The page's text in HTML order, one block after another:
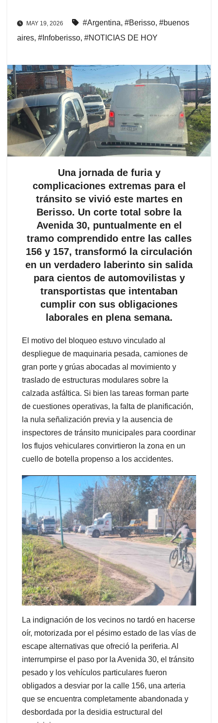
MAY 19, 2026 #Argentina, #Berisso, #buenos
aires, #Infoberisso, #NOTICIAS DE HOY
Una jornada de furia y
complicaciones extremas para el
tránsito se vivió este martes en
Berisso. Un corte total sobre la
Avenida 30, puntualmente en el
tramo comprendido entre las calles
156 y 157, transformó la circulación
en un verdadero laberinto sin salida
para cientos de automovilistas y
transportistas que intentaban
cumplir con sus obligaciones
laborales en plena semana.
El motivo del bloqueo estuvo vinculado al
despliegue de maquinaria pesada, camiones de
gran porte y grúas abocadas al movimiento y
traslado de estructuras modulares sobre la
calzada asfáltica. Si bien las tareas forman parte
de cuestiones operativas, la falta de planificación,
la nula señalización previa y la ausencia de
inspectores de tránsito municipales para coordinar
los flujos vehiculares convirtieron la zona en un
cuello de botella propenso a los accidentes.
La indignación de los vecinos no tardó en hacerse
oír, motorizada por el pésimo estado de las vías de
escape alternativas que ofreció la periferia. Al
interrumpirse el paso por la Avenida 30, el tránsito
pesado y los vehículos particulares fueron
obligados a desviar por la calle 156, una arteria
que se encuentra completamente abandonada y
desbordada por la desidia estructural del